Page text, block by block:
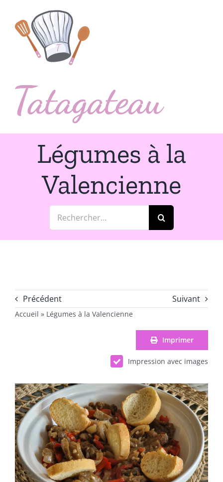
contenu
Légumes à la
Valencienne
Rechercher:
Précédent Suivant
Accueil » Légumes à la Valencienne
Imprimer
Impression avec images